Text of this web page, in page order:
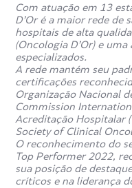
confusão mental;
dor nos ossos;
perda de apetite;
náuseas;
formigamentos nas
Quais são os
cálcio?
Existem diferentes
utilizados para avaliar os
Com atuação em 13
D’Or é a maior rede de
hospitais de alta
(Oncologia D’Or) e
especializados.
A rede mantém seu
certificações
Organização Nacional
Commission
Acreditação Hospitalar
Society of Clinical
O reconhecimento do
Top Performer 2022,
sua posição de
críticos e na liderança